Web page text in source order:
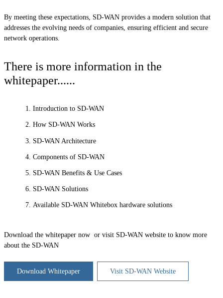
By meeting these expectations, SD-WAN provides a modern solution that
addresses the evolving needs of companies, ensuring efficient and secure
network operations.
There is more information in the
whitepaper......
Introduction to SD-WAN
How SD-WAN Works
SD-WAN Architecture
Components of SD-WAN
SD-WAN Benefits & Use Cases
SD-WAN Solutions
Available SD-WAN Whitebox hardware solutions
Download the whitepaper now or visit SD-WAN website to know more
about the SD-WAN
Download Whitepaper Visit SD-WAN Website